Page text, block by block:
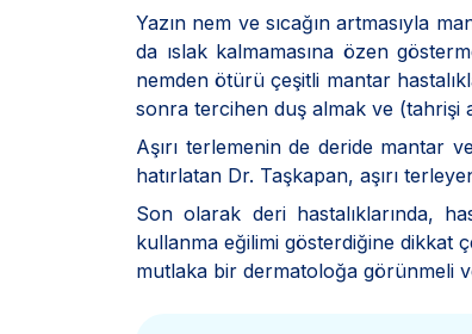
Yazın nem ve sıcağın artmasıyla
da ıslak kalmamasına özen
nemden ötürü çeşitli mantar
sonra tercihen duş almak ve (tahrişi
Aşırı terlemenin de deride mantar
hatırlatan Dr. Taşkapan, aşırı
Son olarak deri hastalıklarında,
kullanma eğilimi gösterdiğine dikkat
mutlaka bir dermatoloğa görünmeli